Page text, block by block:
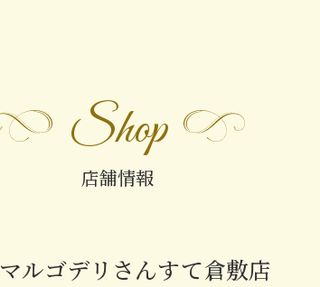
Shop
店舗情報
マルゴデリさんすて倉敷店